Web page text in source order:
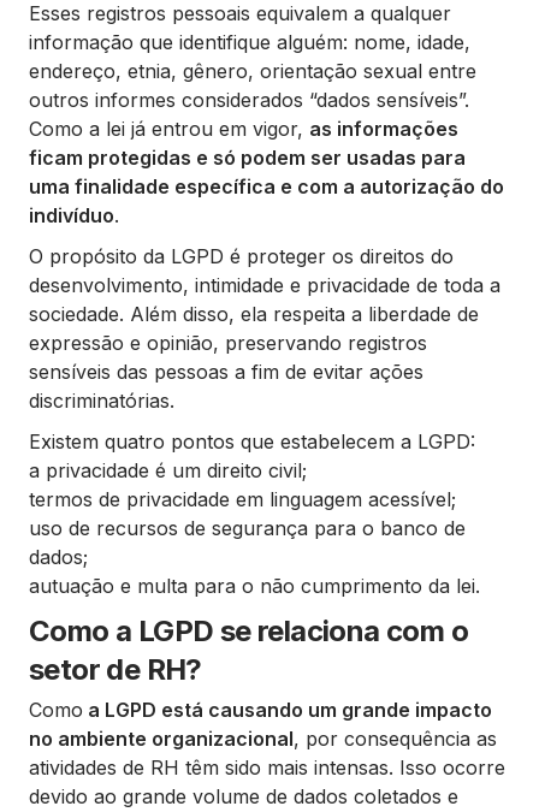
Esses registros pessoais equivalem a qualquer
informação que identifique alguém: nome, idade,
endereço, etnia, gênero, orientação sexual entre
outros informes considerados “dados sensíveis”.
Como a lei já entrou em vigor, as informações
ficam protegidas e só podem ser usadas para
uma finalidade específica e com a autorização do
indivíduo.
O propósito da LGPD é proteger os direitos do
desenvolvimento, intimidade e privacidade de toda a
sociedade. Além disso, ela respeita a liberdade de
expressão e opinião, preservando registros
sensíveis das pessoas a fim de evitar ações
discriminatórias.
Existem quatro pontos que estabelecem a LGPD:
a privacidade é um direito civil;
termos de privacidade em linguagem acessível;
uso de recursos de segurança para o banco de
dados;
autuação e multa para o não cumprimento da lei.
Como a LGPD se relaciona com o
setor de RH?
Como a LGPD está causando um grande impacto
no ambiente organizacional, por consequência as
atividades de RH têm sido mais intensas. Isso ocorre
devido ao grande volume de dados coletados e